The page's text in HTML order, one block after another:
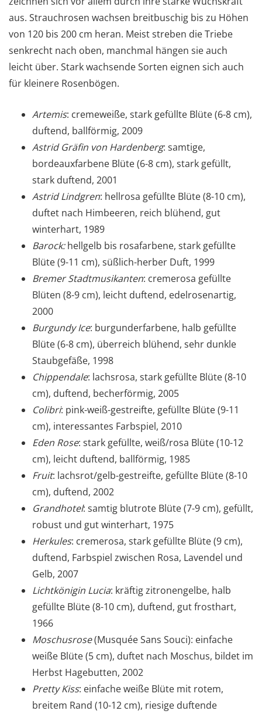
aus. Strauchrosen wachsen breitbuschig bis zu Höhen
von 120 bis 200 cm heran. Meist streben die Triebe
senkrecht nach oben, manchmal hängen sie auch
leicht über. Stark wachsende Sorten eignen sich auch
für kleinere Rosenbögen.
Artemis: cremeweiße, stark gefüllte Blüte (6-8 cm),
duftend, ballförmig, 2009
Astrid Gräfin von Hardenberg: samtige,
bordeauxfarbene Blüte (6-8 cm), stark gefüllt,
stark duftend, 2001
Astrid Lindgren: hellrosa gefüllte Blüte (8-10 cm),
duftet nach Himbeeren, reich blühend, gut
winterhart, 1989
Barock:hellgelb bis rosafarbene, stark gefüllte
Blüte (9-11 cm), süßlich-herber Duft, 1999
Bremer Stadtmusikanten: cremerosa gefüllte
Blüten (8-9 cm), leicht duftend, edelrosenartig,
2000
Burgundy Ice: burgunderfarbene, halb gefüllte
Blüte (6-8 cm), überreich blühend, sehr dunkle
Staubgefäße, 1998
Chippendale: lachsrosa, stark gefüllte Blüte (8-10
cm), duftend, becherförmig, 2005
Colibri: pink-weiß-gestreifte, gefüllte Blüte (9-11
cm), interessantes Farbspiel, 2010
Eden Rose: stark gefüllte, weiß/rosa Blüte (10-12
cm), leicht duftend, ballförmig, 1985
Fruit: lachsrot/gelb-gestreifte, gefüllte Blüte (8-10
cm), duftend, 2002
Grandhotel: samtig blutrote Blüte (7-9 cm), gefüllt,
robust und gut winterhart, 1975
Herkules: cremerosa, stark gefüllte Blüte (9 cm),
duftend, Farbspiel zwischen Rosa, Lavendel und
Gelb, 2007
Lichtkönigin Lucia: kräftig zitronengelbe, halb
gefüllte Blüte (8-10 cm), duftend, gut frosthart,
1966
Moschusrose(Musquée Sans Souci): einfache
weiße Blüte (5 cm), duftet nach Moschus, bildet im
Herbst Hagebutten, 2002
Pretty Kiss: einfache weiße Blüte mit rotem,
breitem Rand (10-12 cm), riesige duftende